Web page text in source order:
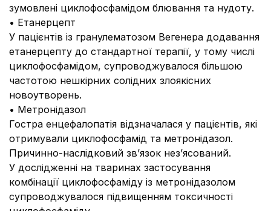
зумовлені циклофосфамідом блювання та нудоту.
• Етанерцепт
У пацієнтів із гранулематозом Вегенера додавання
етанерцепту до стандартної терапії, у тому числі
циклофосфамідом, супроводжувалося більшою
частотою нешкірних солідних злоякісних
новоутворень.
• Метронідазол
Гостра енцефалопатія відзначалася у пацієнтів, які
отримували циклофосфамід та метронідазол.
Причинно-наслідковий зв’язок нез’ясований.
У дослідженні на тваринах застосування
комбінації циклофосфаміду із метронідазолом
супроводжувалося підвищенням токсичності